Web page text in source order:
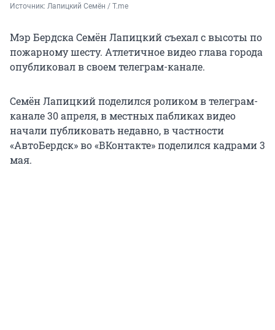
Источник: Лапицкий Семён / T.me
Мэр Бердска Семён Лапицкий съехал с высоты по
пожарному шесту. Атлетичное видео глава города
опубликовал в своем телеграм-канале.
Семён Лапицкий поделился роликом в телеграм-
канале 30 апреля, в местных пабликах видео
начали публиковать недавно, в частности
«АвтоБердск» во «ВКонтакте» поделился кадрами 3
мая.